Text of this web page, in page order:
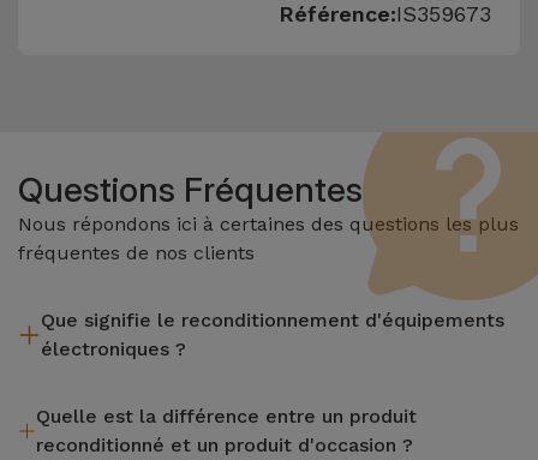
Référence:IS359673
Questions Fréquentes
Nous répondons ici à certaines des questions les plus
fréquentes de nos clients
Que signifie le reconditionnement d'équipements
électroniques ?
l'inspection, le nettoyage, sans oublier la réparation de tout
composant défectueux. Il convient de rappeler que tous les
Quelle est la différence entre un produit
reconditionné et un produit d'occasion ?